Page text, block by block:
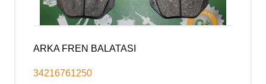
ARKA FREN BALATASI
34216761250